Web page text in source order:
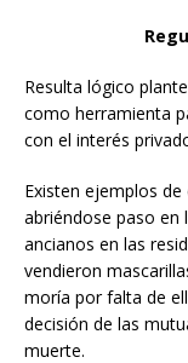
Resulta lógico
como herramienta
con el interés
Existen ejemplos
abriéndose paso en
ancianos en las
vendieron
moría por falta de
decisión de las
muerte.